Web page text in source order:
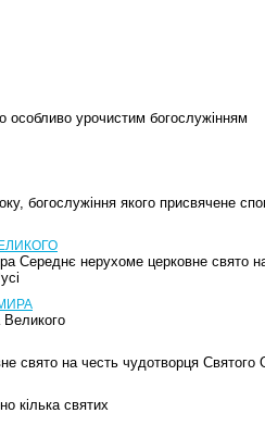
особливо урочистим богослужінням
богослужіння якого присвячене
Середнє нерухоме церковне свято
свято на честь чудотворця
кілька святих